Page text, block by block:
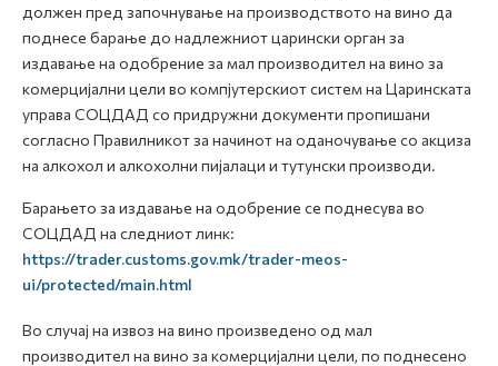
должен пред започнување на производството на вино да
поднесе барање до надлежниот царински орган за
издавање на одобрение за мал производител на вино за
комерцијални цели во компјутерскиот систем на Царинската
управа СОЦДАД со придружни документи пропишани
согласно Правилникот за начинот на оданочување со акциза
на алкохол и алкохолни пијалаци и тутунски производи.
Барањето за издавање на одобрение се поднесува во
СОЦДАД на следниот линк:
https://trader.customs.gov.mk/trader-meos-
ui/protected/main.html
Во случај на извоз на вино произведено од мал
производител на вино за комерцијални цели, по поднесено